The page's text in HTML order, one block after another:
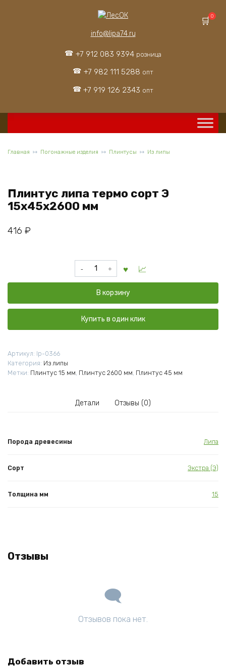
info@lipa74.ru
+7 912 083 9394 розница
+7 982 111 5288 опт
+7 919 126 2343 опт
0
Главная Погонажные изделия Плинтусы Из липы
Плинтус липа термо сорт Э
15x45x2600 мм
416 ₽
Количество
товара
термо
сорт
Э
В корзину
Купить в один клик
Артикул: lp-0366
Категория: Из липы
Метки: Плинтус 15 мм, Плинтус 2600 мм, Плинтус 45 мм
Детали Отзывы (0)
Порода древесины Липа
Сорт Экстра (Э)
Толщина мм 15
Отзывы
Отзывов пока нет.
Добавить отзыв